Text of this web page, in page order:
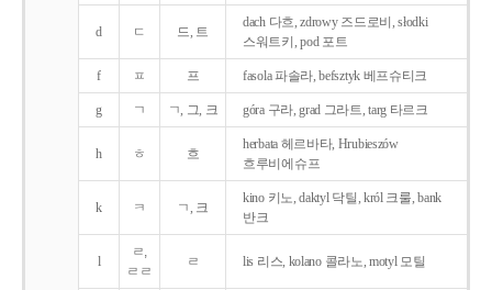
d ㄷ 드, 트
dach 다흐, zdrowy 즈드로비, słodki
스워트키, pod 포트
f ㅍ 프 fasola 파솔라, befsztyk 베프슈티크
g ㄱ ㄱ, 그, 크 góra 구라, grad 그라트, targ 타르크
h ㅎ 흐
herbata 헤르바타, Hrubieszów
흐루비에슈프
k ㅋ ㄱ, 크
kino 키노, daktyl 닥틸, król 크룰, bank
반크
l
ㄹ,
ㄹㄹ
ㄹ lis 리스, kolano 콜라노, motyl 모틸